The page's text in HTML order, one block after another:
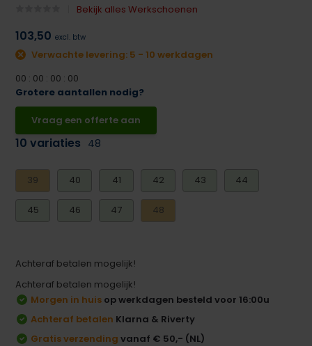
Bekijk alles Werkschoenen
103,50 excl. btw
Verwachte levering: 5 - 10 werkdagen
00 : 00 : 00 : 00
Grotere aantallen nodig?
Vraag een offerte aan
10 variaties 48
39 40 41 42 43 44
45 46 47 48
Achteraf betalen mogelijk!
Achteraf betalen mogelijk!
Morgen in huis op werkdagen besteld voor 16:00u
Achteraf betalen Klarna & Riverty
Gratis verzending vanaf € 50,- (NL)